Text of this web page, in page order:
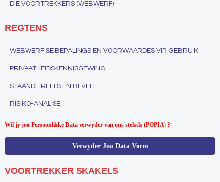
DIE VOORTREKKERS (WEBWERF)
REGTENS
WEBWERF SE BEPALINGS EN VOORWAARDES VIR GEBRUIK
PRIVAATHEIDSKENNISGEWING
STAANDE REËLS EN BEVELE
RISIKO-ANALISE
Wil jy jou Persoonlikke Data verwyder van ons stelsels (POPIA) ?
Verwyder Jou Data Vorm
VOORTREKKER SKAKELS